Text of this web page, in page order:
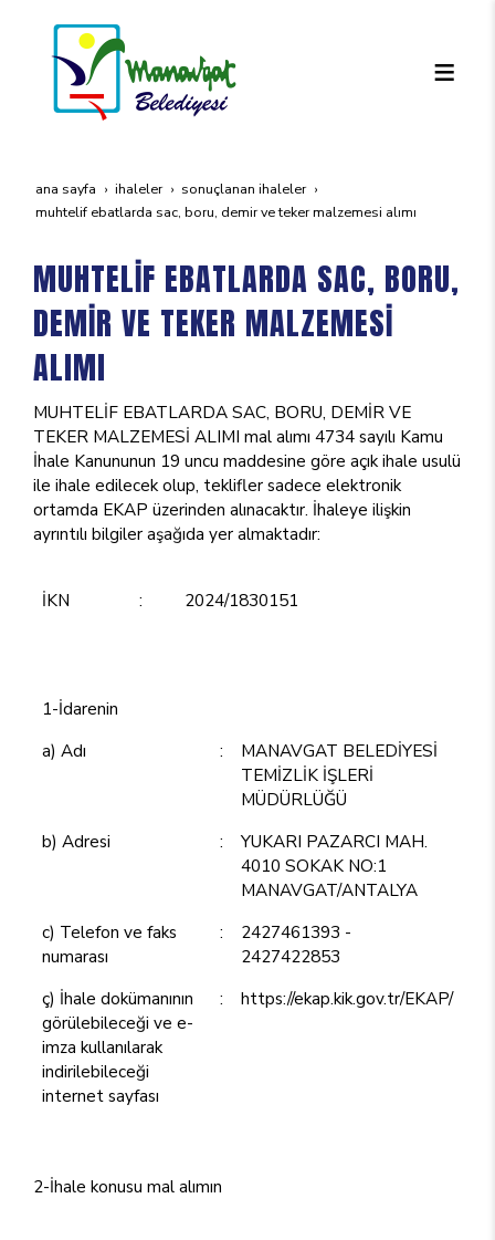
ana sayfa i̇haleler
sonuçlanan i̇haleler
muhteli̇f ebatlarda sac, boru, demi̇r ve teker malzemesi̇ alimi
MUHTELİF EBATLARDA SAC, BORU,
DEMİR VE TEKER MALZEMESİ
ALIMI
MUHTELİF EBATLARDA SAC, BORU, DEMİR VE
TEKER MALZEMESİ ALIMI mal alımı 4734 sayılı Kamu
İhale Kanununun 19 uncu maddesine göre açık ihale usulü
ile ihale edilecek olup, teklifler sadece elektronik
ortamda EKAP üzerinden alınacaktır. İhaleye ilişkin
ayrıntılı bilgiler aşağıda yer almaktadır:
İKN : 2024/1830151
1-İdarenin
a) Adı
:
MANAVGAT BELEDİYESİ
TEMİZLİK İŞLERİ
MÜDÜRLÜĞÜ
b) Adresi
:
YUKARI PAZARCI MAH.
4010 SOKAK NO:1
MANAVGAT/ANTALYA
c) Telefon ve faks
numarası
:
2427461393 -
2427422853
ç) İhale dokümanının
görülebileceği ve e-
imza kullanılarak
indirilebileceği
internet sayfası
: https://ekap.kik.gov.tr/EKAP/
2-İhale konusu mal alımın